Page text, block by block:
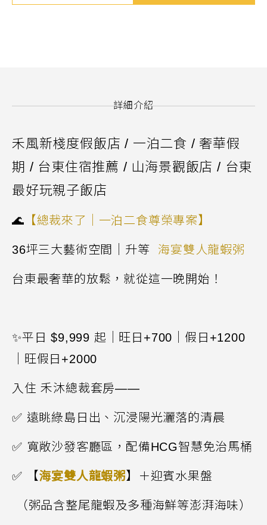
詳細介紹
禾風新棧度假飯店 / 一泊二食 / 奢華假
期 / 台東住宿推薦 / 山海景觀飯店 / 台東
最好玩親子飯店
🌊 【總裁來了｜一泊二食尊榮專案】
36坪三大藝術空間｜升等海宴雙人龍蝦粥
台東最奢華的放鬆，就從這一晚開始！
✨平日 $9,999 起｜旺日 +700 ｜假日 +1200
｜旺假日 +2000
入住 禾沐總裁套房——
✅ 遠眺綠島日出、沉浸陽光灑落的清晨
✅ 寬敞沙發客廳區，配備HCG智慧免治馬桶
✅ 【海宴雙人龍蝦粥】＋迎賓水果盤
（粥品含整尾龍蝦及多種海鮮等澎湃海味）